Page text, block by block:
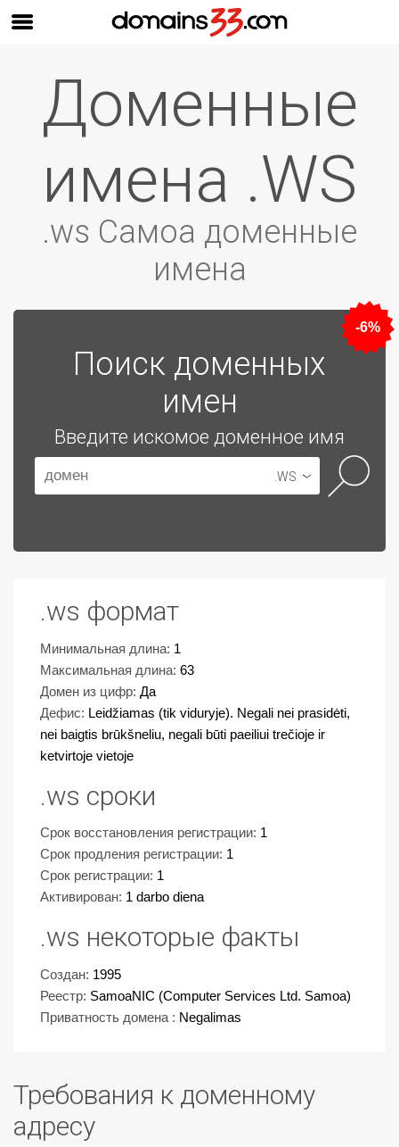
Доменные
имена .WS
.ws Самоа доменные
имена
-6%
Поиск доменных
имен
Введите искомое доменное имя
.WS
.ws формат
Минимальная длина: 1
Максимальная длина: 63
Домен из цифр: Да
Дефис: Leidžiamas (tik viduryje). Negali nei prasidėti,
nei baigtis brūkšneliu, negali būti paeiliui trečioje ir
ketvirtoje vietoje
.ws сроки
Срок восстановления регистрации: 1
Срок продления регистрации: 1
Срок регистрации: 1
Активирован: 1 darbo diena
.ws некоторые факты
Создан: 1995
Реестр: SamoaNIC (Computer Services Ltd. Samoa)
Приватность домена : Negalimas
Требования к доменному
адресу